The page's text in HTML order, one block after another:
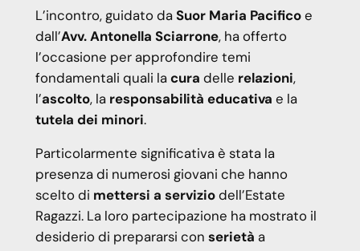
L’incontro, guidato daSuor Maria Pacificoe
dall’Avv. Antonella Sciarrone, ha offerto
l’occasione per approfondire temi
fondamentali quali lacura delle relazioni,
l’ascolto, la responsabilità educativa e la
tutela dei minori.
Particolarmente significativa è stata la
presenza di numerosi giovani che hanno
scelto di mettersi a serviziodell’Estate
Ragazzi. La loro partecipazione ha mostrato il
desiderio di prepararsi con serietà a